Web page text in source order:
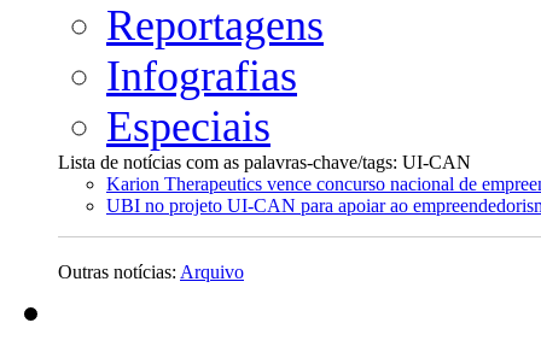
Reportagens
Infografias
Especiais
Lista de notícias com as palavras-chave/tags: UI-CAN
Karion Therapeutics vence concurso nacional de
UBI no projeto UI-CAN para apoiar ao
Outras notícias: Arquivo